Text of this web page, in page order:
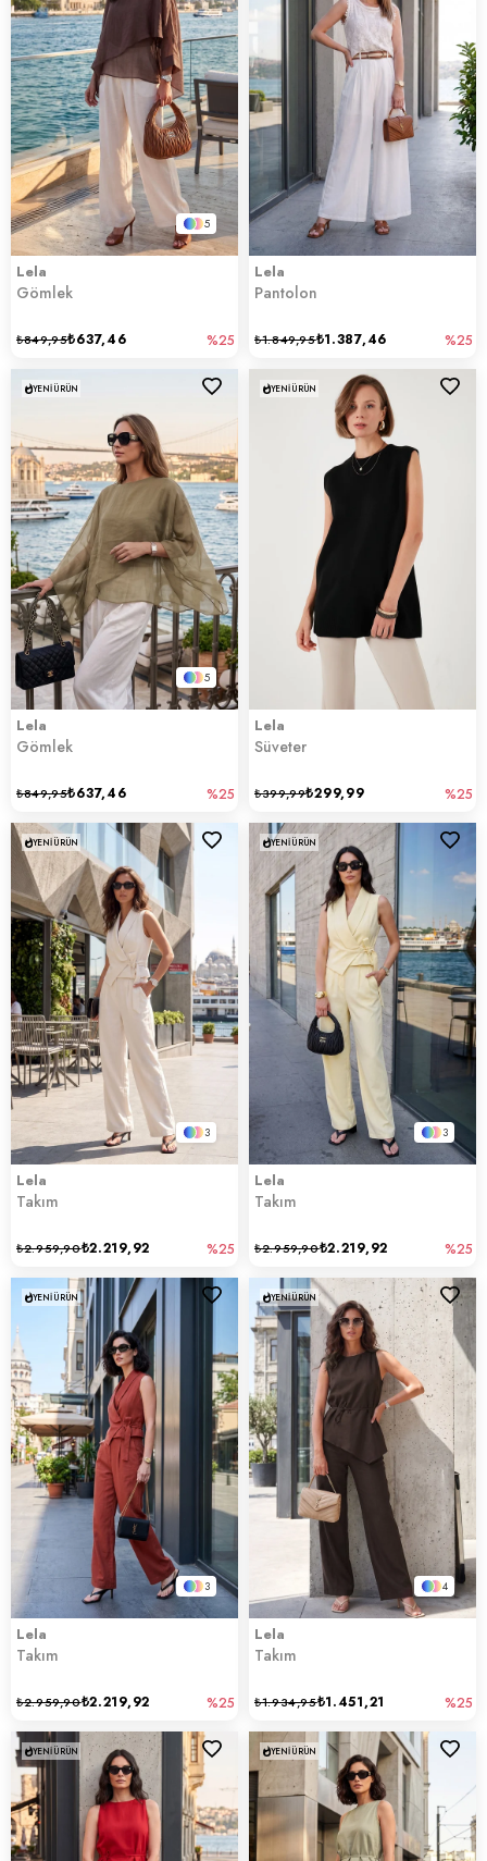
5
Lela
Gömlek
₺637,46
₺849,95 %25
Lela
Pantolon
₺1.387,46
₺1.849,95 %25
5
Lela
Gömlek
₺637,46
₺849,95 %25
YENI ÜRÜN
Lela
Süveter
₺299,99
₺399,99 %25
YENI ÜRÜN
3
Lela
Takım
₺2.219,92
₺2.959,90 %25
YENI ÜRÜN
3
Lela
Takım
₺2.219,92
₺2.959,90 %25
YENI ÜRÜN
3
Lela
Takım
₺2.219,92
₺2.959,90 %25
YENI ÜRÜN
4
Lela
Takım
₺1.451,21
₺1.934,95 %25
YENI ÜRÜN
YENI ÜRÜN YENI ÜRÜN